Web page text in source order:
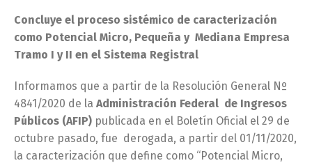
Concluye el proceso sistémico de caracterización
como Potencial Micro, Pequeña y Mediana Empresa
Tramo I y II en el Sistema Registral
Informamos que a partir de la Resolución General Nº
4841/2020 de la Administración Federal de Ingresos
Públicos (AFIP) publicada en el Boletín Oficial el 29 de
octubre pasado, fue derogada, a partir del 01/11/2020,
la caracterización que define como “Potencial Micro,